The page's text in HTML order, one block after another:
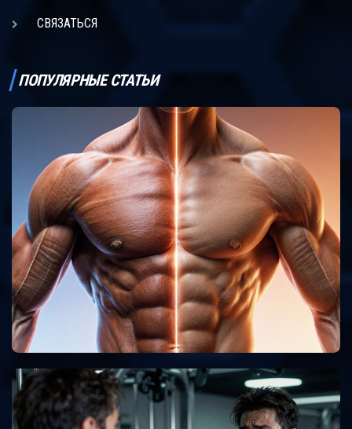
СВЯЗАТЬСЯ
ПОПУЛЯРНЫЕ СТАТЬИ